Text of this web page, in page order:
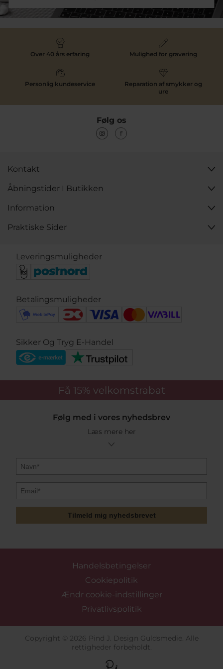
sammenhængende look.
Over 40 års erfaring Mulighed for gravering
Personlig kundeservice
Reparation af smykker og
ure
Følg os
Kontakt
Åbningstider I Butikken
Information
Praktiske Sider
Leveringsmuligheder
Betalingsmuligheder
Sikker Og Tryg E-Handel
Få 15% velkomstrabat
Følg med i vores nyhedsbrev
Læs mere her
Tilmeld mig nyhedsbrevet
Handelsbetingelser
Cookiepolitik
Ændr cookie-indstillinger
Privatlivspolitik
Copyright © 2026 Pind J. Design Guldsmedie. Alle
rettigheder forbeholdt.